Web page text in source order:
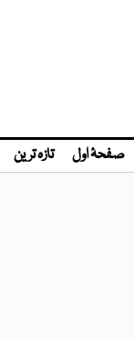
صفحۂ اول تازہ ترین